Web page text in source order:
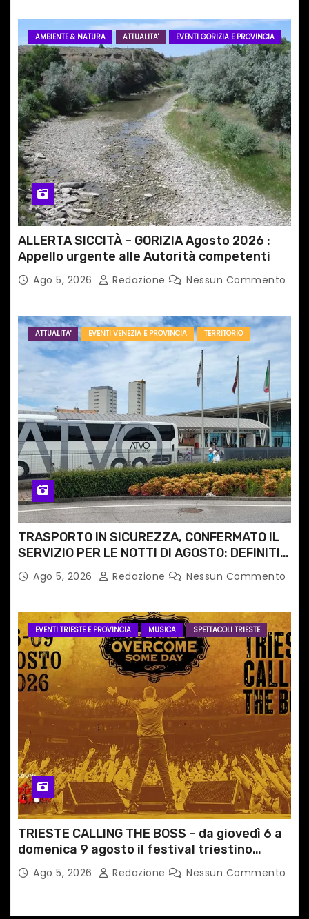
AMBIENTE & NATURA ATTUALITA' EVENTI GORIZIA E PROVINCIA
ALLERTA SICCITÀ – GORIZIA Agosto 2026 :
Appello urgente alle Autorità competenti
Ago 5, 2026 Redazione Nessun Commento
ATTUALITA' EVENTI VENEZIA E PROVINCIA TERRITORIO
TRASPORTO IN SICUREZZA, CONFERMATO IL
SERVIZIO PER LE NOTTI DI AGOSTO: DEFINITI
PERCORSI, FERMATE E ORARIO
Ago 5, 2026 Redazione Nessun Commento
EVENTI TRIESTE E PROVINCIA MUSICA SPETTACOLI TRIESTE
TRIESTE CALLING THE BOSS – da giovedì 6 a
domenica 9 agosto il festival triestino
dedicato a Springsteen
Ago 5, 2026 Redazione Nessun Commento